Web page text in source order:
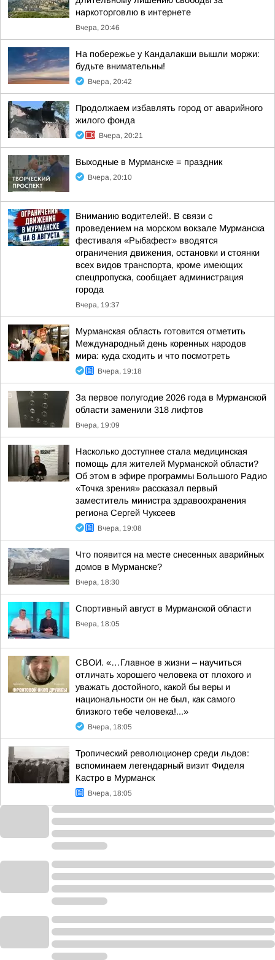
наркоторговлю в интернете
Вчера, 20:46
На побережье у Кандалакши вышли моржи:
будьте внимательны!
Вчера, 20:42
Продолжаем избавлять город от аварийного
жилого фонда
Вчера, 20:21
Выходные в Мурманске = праздник
Вчера, 20:10
Вниманию водителей!. В связи с
проведением на морском вокзале Мурманска
фестиваля «Рыбафест» вводятся
ограничения движения, остановки и стоянки
всех видов транспорта, кроме имеющих
спецпропуска, сообщает администрация
города
Вчера, 19:37
Мурманская область готовится отметить
Международный день коренных народов
мира: куда сходить и что посмотреть
Вчера, 19:18
За первое полугодие 2026 года в Мурманской
области заменили 318 лифтов
Вчера, 19:09
Насколько доступнее стала медицинская
помощь для жителей Мурманской области?
Об этом в эфире программы Большого Радио
«Точка зрения» рассказал первый
заместитель министра здравоохранения
региона Сергей Чуксеев
Вчера, 19:08
Что появится на месте снесенных аварийных
домов в Мурманске?
Вчера, 18:30
Спортивный август в Мурманской области
Вчера, 18:05
СВОИ. «…Главное в жизни – научиться
отличать хорошего человека от плохого и
уважать достойного, какой бы веры и
национальности он не был, как самого
близкого тебе человека!...»
Вчера, 18:05
Тропический революционер среди льдов:
вспоминаем легендарный визит Фиделя
Кастро в Мурманск
Вчера, 18:05